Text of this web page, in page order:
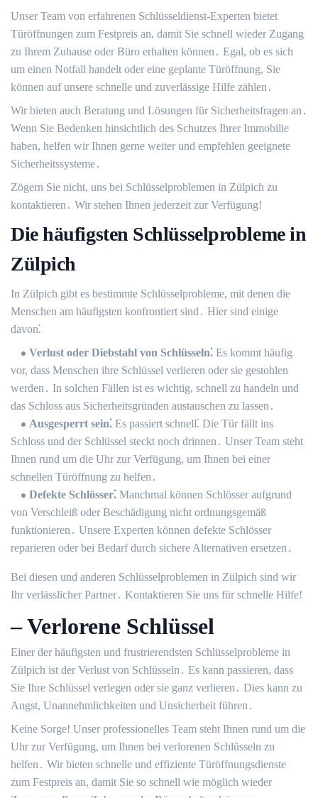
Unser Team von erfahrenen Schlüsseldienst-Experten bietet
Türöffnungen zum Festpreis an, damit Sie schnell wieder Zugang
zu Ihrem Zuhause oder Büro erhalten können․ Egal, ob es sich
um einen Notfall handelt oder eine geplante Türöffnung, Sie
können auf unsere schnelle und zuverlässige Hilfe zählen․
Wir bieten auch Beratung und Lösungen für Sicherheitsfragen an․
Wenn Sie Bedenken hinsichtlich des Schutzes Ihrer Immobilie
haben, helfen wir Ihnen gerne weiter und empfehlen geeignete
Sicherheitssysteme․
Zögern Sie nicht, uns bei Schlüsselproblemen in Zülpich zu
kontaktieren․ Wir stehen Ihnen jederzeit zur Verfügung!​
Die häufigsten Schlüsselprobleme in
Zülpich
In Zülpich gibt es bestimmte Schlüsselprobleme, mit denen die
Menschen am häufigsten konfrontiert sind․ Hier sind einige
davon⁚
Verlust oder Diebstahl von Schlüsseln⁚ Es kommt häufig
vor, dass Menschen ihre Schlüssel verlieren oder sie gestohlen
werden․ In solchen Fällen ist es wichtig, schnell zu handeln und
das Schloss aus Sicherheitsgründen austauschen zu lassen․
Ausgesperrt sein⁚ Es passiert schnell⁚ Die Tür fällt ins
Schloss und der Schlüssel steckt noch drinnen․ Unser Team steht
Ihnen rund um die Uhr zur Verfügung, um Ihnen bei einer
schnellen Türöffnung zu helfen․
Defekte Schlösser⁚ Manchmal können Schlösser aufgrund
von Verschleiß oder Beschädigung nicht ordnungsgemäß
funktionieren․ Unsere Experten können defekte Schlösser
reparieren oder bei Bedarf durch sichere Alternativen ersetzen․
Bei diesen und anderen Schlüsselproblemen in Zülpich sind wir
Ihr verlässlicher Partner․ Kontaktieren Sie uns für schnelle Hilfe!​
– Verlorene Schlüssel
Einer der häufigsten und frustrierendsten Schlüsselprobleme in
Zülpich ist der Verlust von Schlüsseln․ Es kann passieren, dass
Sie Ihre Schlüssel verlegen oder sie ganz verlieren․ Dies kann zu
Angst, Unannehmlichkeiten und Unsicherheit führen․
Keine Sorge! Unser professionelles Team steht Ihnen rund um die
Uhr zur Verfügung, um Ihnen bei verlorenen Schlüsseln zu
helfen․ Wir bieten schnelle und effiziente Türöffnungsdienste
zum Festpreis an, damit Sie so schnell wie möglich wieder